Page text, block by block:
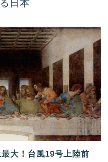
日本
大！台風19号上陸前